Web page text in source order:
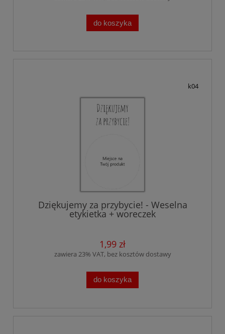
do koszyka
k04
Dziękujemy za przybycie! - Weselna
etykietka + woreczek
1,99 zł
zawiera 23% VAT, bez kosztów dostawy
do koszyka